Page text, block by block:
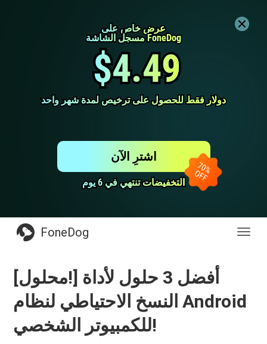
عرض خاص على
عرض خاص على
مسجل الشاشة FoneDog
مسجل الشاشة FoneDog
$4.49
$4.49
دولار فقط للحصول على ترخيص لمدة شهر واحد
دولار فقط للحصول على ترخيص لمدة شهر واحد
التخفيضات تنتهي في 6 يوم
التخفيضات تنتهي في 6 يوم
اشترِ الآن
FoneDog
[محلول!] أفضل 3 حلول لأداة
النسخ الاحتياطي لنظام Android
للكمبيوتر الشخصي!